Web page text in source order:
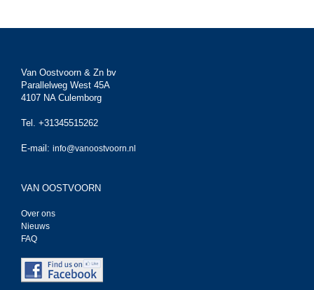
Van Oostvoorn & Zn bv
Parallelweg West 45A
4107 NA Culemborg
Tel. +31345515262
E-mail: info@vanoostvoorn.nl
VAN OOSTVOORN
Over ons
Nieuws
FAQ